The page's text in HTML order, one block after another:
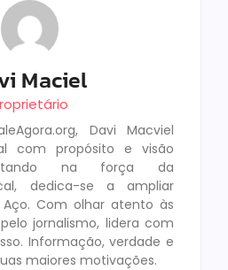
Maciel
Davi Macviel
com propósito e visão
na força da
dedica-se a ampliar
Com olhar atento às
jornalismo, lidera com
Informação, verdade e
maiores motivações.